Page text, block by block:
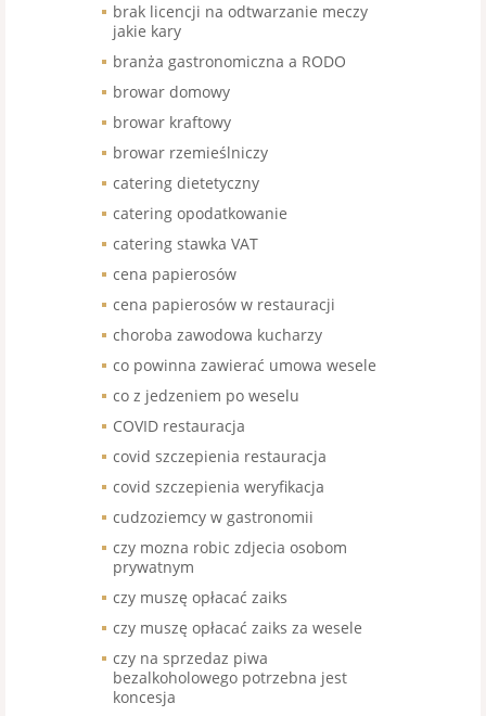
brak licencji na odtwarzanie meczy
jakie kary
branża gastronomiczna a RODO
browar domowy
browar kraftowy
browar rzemieślniczy
catering dietetyczny
catering opodatkowanie
catering stawka VAT
cena papierosów
cena papierosów w restauracji
choroba zawodowa kucharzy
co powinna zawierać umowa wesele
co z jedzeniem po weselu
COVID restauracja
covid szczepienia restauracja
covid szczepienia weryfikacja
cudzoziemcy w gastronomii
czy mozna robic zdjecia osobom
prywatnym
czy muszę opłacać zaiks
czy muszę opłacać zaiks za wesele
czy na sprzedaz piwa
bezalkoholowego potrzebna jest
koncesja